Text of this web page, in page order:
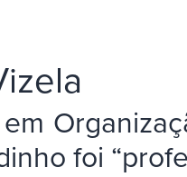
foi